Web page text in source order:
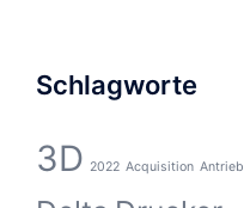
Schlagworte
3D 2022 Acquisition Antrieb